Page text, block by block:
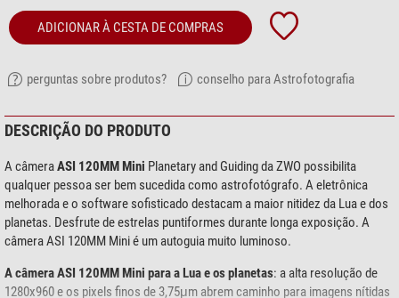
ADICIONAR À CESTA DE COMPRAS
perguntas sobre produtos? conselho para Astrofotografia
DESCRIÇÃO DO PRODUTO
A câmeraASI 120MM Mini Planetary and Guiding da ZWO possibilita
qualquer pessoa ser bem sucedida como astrofotógrafo. A eletrônica
melhorada e o software sofisticado destacam a maior nitidez da Lua e dos
planetas. Desfrute de estrelas puntiformes durante longa exposição. A
câmera ASI 120MM Mini é um autoguia muito luminoso.
A câmera ASI 120MM Mini para a Lua e os planetas: a alta resolução de
1280x960 e os pixels finos de 3,75μm abrem caminho para imagens nítidas